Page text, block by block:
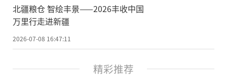
北疆粮仓 智绘丰景——2026丰收中国
万里行走进新疆
2026-07-08 16:47:11
精彩推荐